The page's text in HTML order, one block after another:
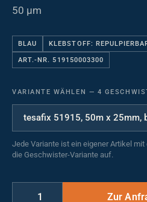
50 µm
BLAU KLEBSTOFF:
ART.-NR. 519150003300
VARIANTE WÄHLEN — 4
Jede Variante ist ein eigener Artikel
die Geschwister-Variante auf.